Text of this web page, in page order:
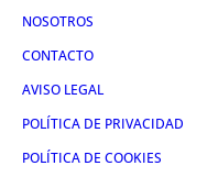
NOSOTROS
CONTACTO
AVISO LEGAL
POLÍTICA DE PRIVACIDAD
POLÍTICA DE COOKIES